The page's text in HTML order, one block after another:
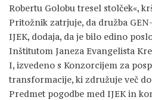
Robertu Golobu tresel stolček«,
Pritožnik zatrjuje, da družba
IJEK, dodaja, da je bilo edino
Inštitutom Janeza Evangelista
I, izvedeno s Konzorcijem za
transformacije, ki združuje več
Predmet pogodbe med IJEK in